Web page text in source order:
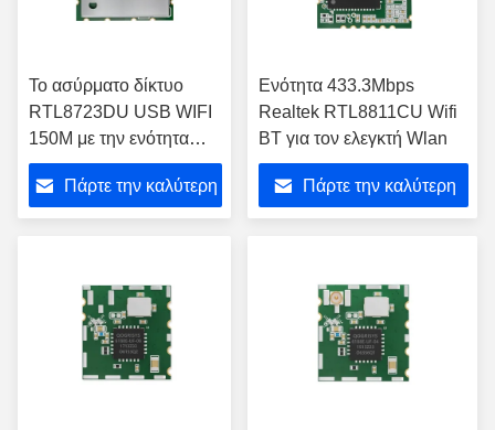
Το ασύρματο δίκτυο
RTL8723DU USB WIFI
150M με την ενότητα
Blutooth για Linux
κερδίζει αρρενωπό
Πάρτε την καλύτερη
Ενότητα 433.3Mbps
Realtek RTL8811CU Wifi
BT για τον ελεγκτή Wlan
Πάρτε την καλύτερη